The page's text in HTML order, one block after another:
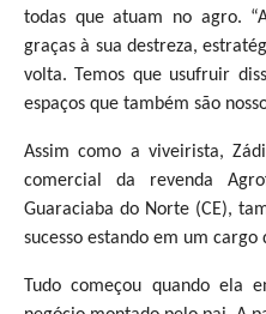
todas que atuam no agro.
graças à sua destreza,
volta. Temos que usufruir
espaços que também são
Assim como a viveirista,
comercial da revenda
Guaraciaba do Norte (CE),
sucesso estando em um cargo
Tudo começou quando ela